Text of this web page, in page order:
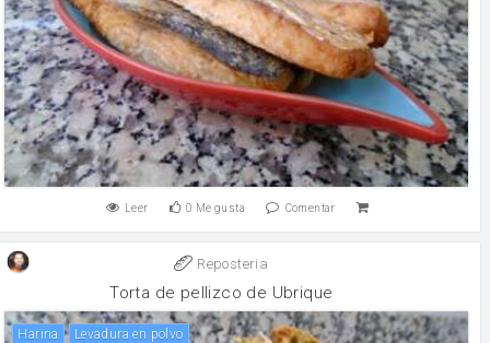
Leer 0 Me gusta Comentar
Reposteria
Torta de pellizco de Ubrique
harina levadura en polvo